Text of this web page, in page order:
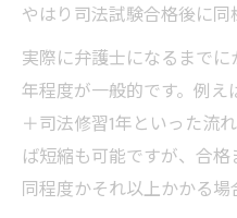
弁護士選びで重
相談前に気をつ
弁護士との円滑
ツ
やはり司法試験合格後に同
実際に弁護士になるまで
年程度が一般的です。例
＋司法修習1年といった流
ば短縮も可能ですが、合
同程度かそれ以上かかる場